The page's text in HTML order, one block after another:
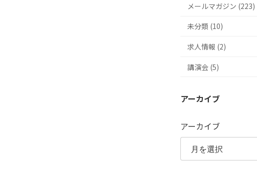
メールマガジン (223)
未分類 (10)
求人情報 (2)
講演会 (5)
アーカイブ
アーカイブ